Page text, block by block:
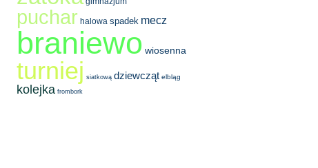
puchar halowa spadek mecz
braniewo wiosenna
turniej siatkową dziewcząt elbląg
kolejka frombork